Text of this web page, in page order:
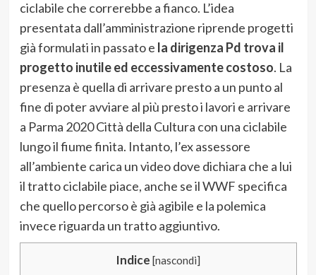
ciclabile che correrebbe a fianco. L’idea
presentata dall’amministrazione riprende progetti
già formulati in passato e la dirigenza Pd trova il
progetto inutile ed eccessivamente costoso. La
presenza è quella di arrivare presto a un punto al
fine di poter avviare al più presto i lavori e arrivare
a Parma 2020 Città della Cultura con una ciclabile
lungo il fiume finita. Intanto, l’ex assessore
all’ambiente carica un video dove dichiara che a lui
il tratto ciclabile piace, anche se il WWF specifica
che quello percorso è già agibile e la polemica
invece riguarda un tratto aggiuntivo.
Indice [nascondi]